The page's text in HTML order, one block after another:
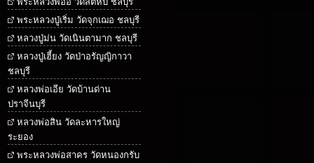
พระหลวงปู่เริ่ม วัดจุกเฌอ ชลบุรี
หลวงปู่ม่น วัดเนินตามาก ชลบุรี
หลวงปู่เฮี้ยง วัดป่าอรัญญิกาวา
ชลบุรี
หลวงพ่อเอีย วัดบ้านด่าน
ปราจีนบุรี
หลวงพ่อสิน วัดละหารใหญ่
ระยอง
พระหลวงพ่อสาคร วัดหนองกรับ